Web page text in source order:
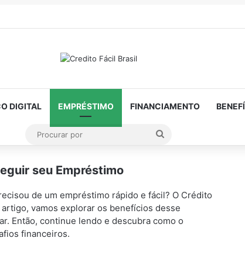
DIGITAL EMPRÉSTIMO FINANCIAMENTO
seu Empréstimo
de um empréstimo rápido e fácil? O Crédito
vamos explorar os benefícios desse
Então, continue lendo e descubra como o
financeiros.